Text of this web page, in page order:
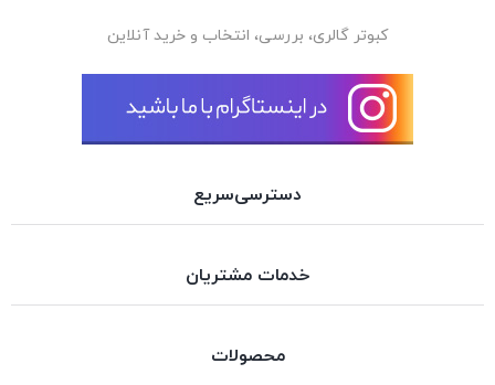
کبوتر گالری، بررسی، انتخاب و خرید آنلاین
دسترسی‌سریع
خدمات مشتریان
محصولات